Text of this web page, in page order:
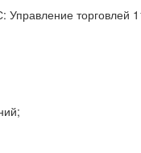
Управление